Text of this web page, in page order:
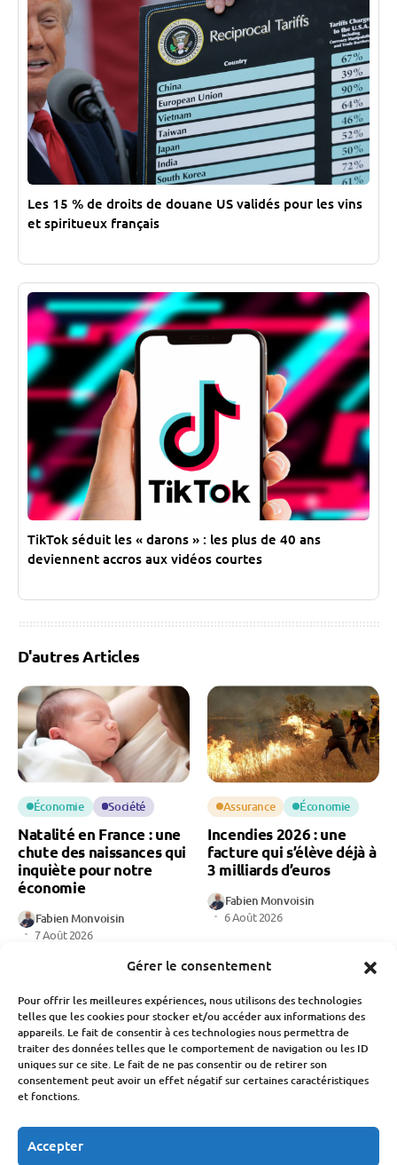
Gérer le consentement
Pour offrir les meilleures expériences, nous utilisons des technologies
telles que les cookies pour stocker et/ou accéder aux informations des
appareils. Le fait de consentir à ces technologies nous permettra de
traiter des données telles que le comportement de navigation ou les ID
uniques sur ce site. Le fait de ne pas consentir ou de retirer son
consentement peut avoir un effet négatif sur certaines caractéristiques
et fonctions.
Accepter
Les 15 % de droits de douane US validés pour les vins
et spiritueux français
TikTok séduit les « darons » : les plus de 40 ans
deviennent accros aux vidéos courtes
D'autres Articles
Économie Société
Natalité en France : une
chute des naissances qui
inquiète pour notre
économie
Fabien Monvoisin
7 Août 2026
Assurance Économie
Incendies 2026 : une
facture qui s’élève déjà à
3 milliards d’euros
Fabien Monvoisin
6 Août 2026
Économie Immobilier
Déménagement : le
secteur traverse sa pire
crise
Budget Économie
chute des demandes